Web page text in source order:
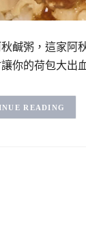
鹹粥，這家阿
你的荷包大出
READING